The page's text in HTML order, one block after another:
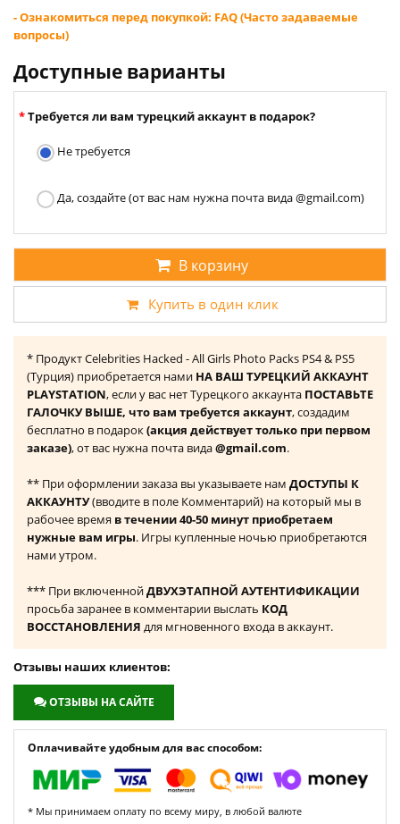
- Ознакомиться перед покупкой: FAQ (Часто задаваемые
вопросы)
Доступные варианты
Требуется ли вам турецкий аккаунт в подарок?
Не требуется
Да, создайте (от вас нам нужна почта вида @gmail.com)
В корзину
Купить в один клик
* Продукт Celebrities Hacked - All Girls Photo Packs PS4 & PS5
(Турция) приобретается нами НА ВАШ ТУРЕЦКИЙ АККАУНТ
PLAYSTATION, если у вас нет Турецкого аккаунта ПОСТАВЬТЕ
ГАЛОЧКУ ВЫШЕ, что вам требуется аккаунт, создадим
бесплатно в подарок(акция действует только при первом
заказе), от вас нужна почта вида@gmail.com.
** При оформлении заказа вы указываете нам ДОСТУПЫ К
АККАУНТУ(вводите в поле Комментарий) на который мы в
рабочее время в течении 40-50 минут приобретаем
нужные вам игры. Игры купленные ночью приобретаются
нами утром.
*** При включеннойДВУХЭТАПНОЙ АУТЕНТИФИКАЦИИ
просьба заранее в комментарии выслать КОД
ВОССТАНОВЛЕНИЯ для мгновенного входа в аккаунт.
Отзывы наших клиентов:
ОТЗЫВЫ НА САЙТЕ
Оплачивайте удобным для вас способом:
* Мы принимаем оплату по всему миру, в любой валюте